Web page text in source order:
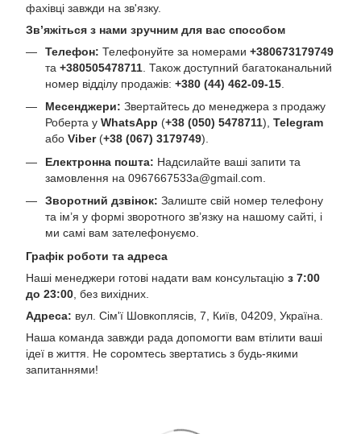
фахівці завжди на зв'язку.
Зв’яжіться з нами зручним для вас способом
Телефон: Телефонуйте за номерами +380673179749
та +380505478711 . Також доступний багатоканальний
номер відділу продажів: +380 (44) 462-09-15
Месенджери: Звертайтесь до менеджера з продажу
Роберта у WhatsApp (+38 (050) 5478711), Telegram
або Viber(+38 (067) 3179749).
Електронна пошта: Надсилайте ваші запити та
замовлення на 0967667533a@gmail.com
Зворотний дзвінок: Залиште свій номер телефону
та ім’я у формі зворотного зв’язку на нашому сайті, і
ми самі вам зателефонуємо.
Графік роботи та адреса
Наші менеджери готові надати вам консультацію з 7:00
до 23:00 , без вихідних.
Адреса: вул. Сім'ї Шовкоплясів, 7, Київ, 04209, Україна.
Наша команда завжди рада допомогти вам втілити ваші
ідеї в життя. Не соромтесь звертатись з будь-якими
запитаннями!